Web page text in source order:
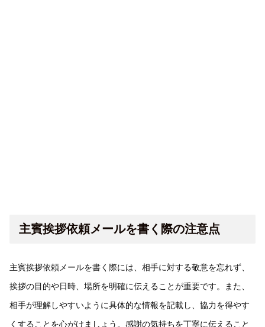
主賓挨拶依頼メールを書く際の注意点
主賓挨拶依頼メールを書く際には、相手に対する敬意を忘れず、
挨拶の目的や日時、場所を明確に伝えることが重要です。また、
相手が理解しやすいように具体的な情報を記載し、協力を得やす
くすることを心がけましょう。感謝の気持ちを丁寧に伝えること